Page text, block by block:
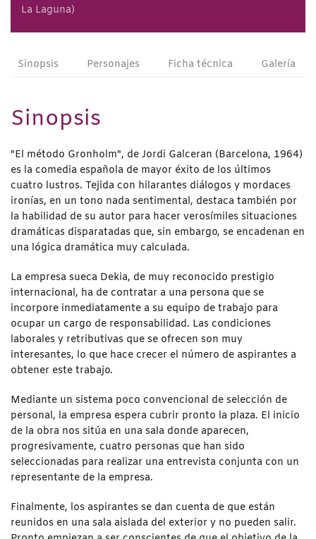
La Laguna)
Sinopsis Personajes Ficha técnica Galería
Sinopsis
"El método Gronholm", de Jordi Galceran (Barcelona, 1964)
es la comedia española de mayor éxito de los últimos
cuatro lustros. Tejida con hilarantes diálogos y mordaces
ironías, en un tono nada sentimental, destaca también por
la habilidad de su autor para hacer verosímiles situaciones
dramáticas disparatadas que, sin embargo, se encadenan en
una lógica dramática muy calculada.
La empresa sueca Dekia, de muy reconocido prestigio
internacional, ha de contratar a una persona que se
incorpore inmediatamente a su equipo de trabajo para
ocupar un cargo de responsabilidad. Las condiciones
laborales y retributivas que se ofrecen son muy
interesantes, lo que hace crecer el número de aspirantes a
obtener este trabajo.
Mediante un sistema poco convencional de selección de
personal, la empresa espera cubrir pronto la plaza. El inicio
de la obra nos sitúa en una sala donde aparecen,
progresivamente, cuatro personas que han sido
seleccionadas para realizar una entrevista conjunta con un
representante de la empresa.
Finalmente, los aspirantes se dan cuenta de que están
reunidos en una sala aislada del exterior y no pueden salir.